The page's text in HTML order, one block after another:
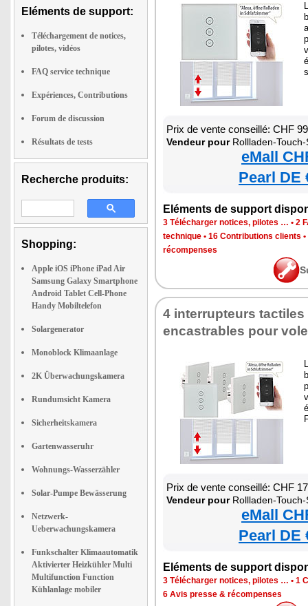
Eléments de support:
Téléchargement de notices,
pilotes, vidéos
FAQ service technique
Expériences, Contributions
Forum de discussion
Résultats de tests
Recherche produits:
Shopping:
Apple iOS iPhone iPad Air
Samsung Galaxy Smartphone
Android Tablet Cell-Phone
Handy Mobiltelefon
Solargenerator
Monoblock Klimaanlage
2K Überwachungskamera
Rundumsicht Kamera
Sicherheitskamera
Gartenwasseruhr
Wohnungs-Wasserzähler
Solar-Pumpe Bewässerung
Netzwerk-
Ueberwachungskamera
Funkschalter Klimaautomatik
Aktivierter Heizkühler Multi
Multifunction Function
Kühlanlage mobiler
Prix de vente conseillé: CHF
Vendeur pourRollladen-Touch-Steuerung mit
eMall
Pearl DE
Eléments de support
3 Télécharger notices, pilotes … • 2
technique • 16 Contributions clients •
récompenses
4 interrupteurs
encastrables pour
Prix de vente conseillé: CHF
Vendeur pourRollladen-Touch-Steuerung mit
eMall
Pearl DE
Eléments de support
3 Télécharger notices, pilotes … • 1
6 Avis presse & récompenses